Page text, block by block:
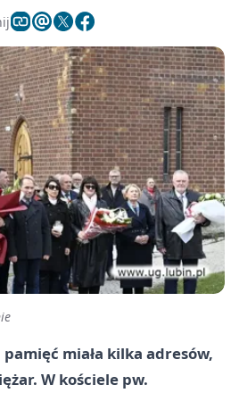
miała kilka adresów,
W kościele pw.